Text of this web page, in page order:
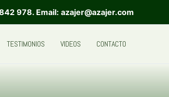
978. Email: azajer@azajer.com
TESTIMONIOS VIDEOS CONTACTO